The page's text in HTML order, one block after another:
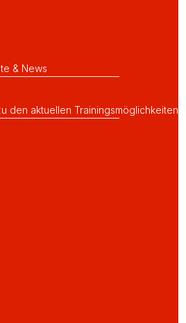
& News
den aktuellen Trainingsmöglichkeiten